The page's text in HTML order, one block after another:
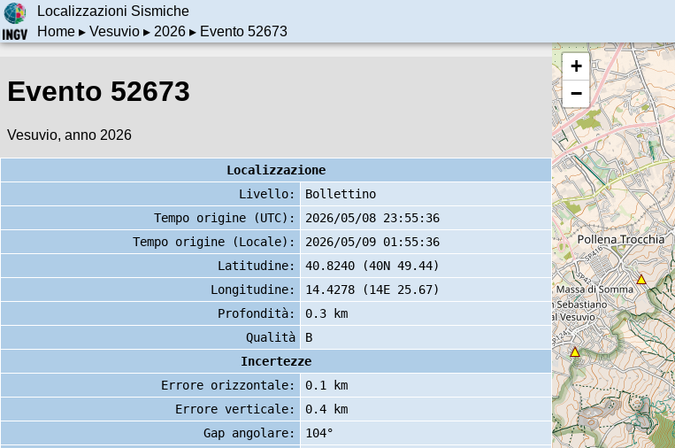
Localizzazioni Sismiche
Home▸ Vesuvio▸ 2026▸ Evento 52673
Evento 52673
Vesuvio, anno 2026
Localizzazione
Livello:
Bollettino
Tempo origine (UTC):
2026/05/08 23:55:36
Tempo origine (Locale):
2026/05/09 01:55:36
Latitudine:
40.8240 (40N 49.44)
Longitudine:
14.4278 (14E 25.67)
Profondità:
0.3 km
Qualità
B
Incertezze
Errore orizzontale:
0.1 km
Errore verticale:
0.4 km
Gap angolare:
104°
+
−